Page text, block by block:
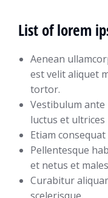
List of lorem
Aenean
est velit aliquet
tortor.
Vestibulum
luctus et ultrices
Etiam
Pellentesque
et netus et
Curabitur